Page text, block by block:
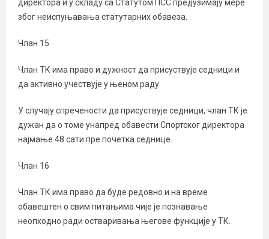
директора и у складу са Статутом ПСС предузимају мере
због неиспуњавања статутарних обавеза.
Члан 15
Члан ТК има право и дужност да присуствује седници и
да активно учествује у њеном раду.
У случају спречености да присуствује седници, члан ТК је
дужан да о томе унапред обавести Спортског директора
најмање 48 сати пре почетка седнице.
Члан 16
Члан ТК има право да буде редовно и на време
обавештен о свим питањима чије је познавање
неопходно ради остваривања његове функције у ТК.